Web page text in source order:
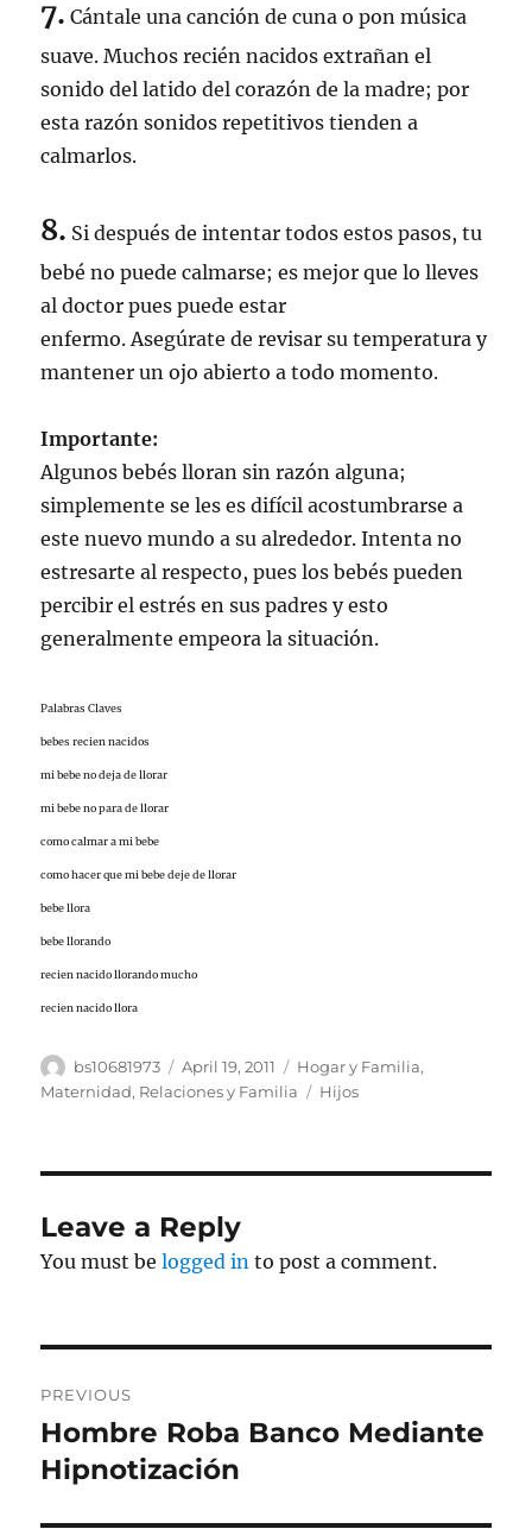
7. Cántale una canción de cuna o pon música
suave. Muchos recién nacidos extrañan el
sonido del latido del corazón de la madre; por
esta razón sonidos repetitivos tienden a
calmarlos.
8. Si después de intentar todos estos pasos, tu
bebé no puede calmarse; es mejor que lo lleves
al doctor pues puede estar
enfermo. Asegúrate de revisar su temperatura y
mantener un ojo abierto a todo momento.
Importante:
Algunos bebés lloran sin razón alguna;
simplemente se les es difícil acostumbrarse a
este nuevo mundo a su alrededor. Intenta no
estresarte al respecto, pues los bebés pueden
percibir el estrés en sus padres y esto
generalmente empeora la situación.
Palabras Claves
bebes recien nacidos
mi bebe no deja de llorar
mi bebe no para de llorar
como calmar a mi bebe
como hacer que mi bebe deje de llorar
bebe llora
bebe llorando
recien nacido llorando mucho
recien nacido llora
Author
bs10681973
Posted
on
April 19, 2011 Categories
Hogar y Familia,
Maternidad, Relaciones y Familia Tags
Hijos
Leave a Reply
You must belogged in to post a comment.
navigation
PREVIOUS
Previous
post:
Hombre Roba Banco Mediante
Hipnotización